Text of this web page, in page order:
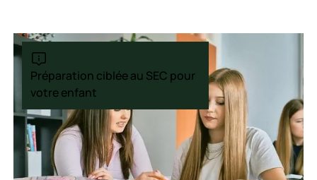
Préparation ciblée au SEC pour
votre enfant